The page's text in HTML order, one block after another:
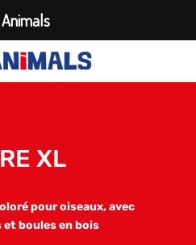
XL
pour oiseaux, avec
boules en bois